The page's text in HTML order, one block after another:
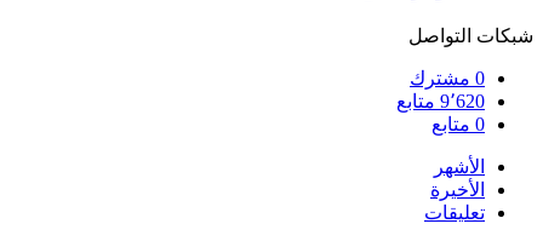
شبكات التواصل
0 مشترك
9٬620 متابع
0 متابع
الأشهر
الأخيرة
تعليقات